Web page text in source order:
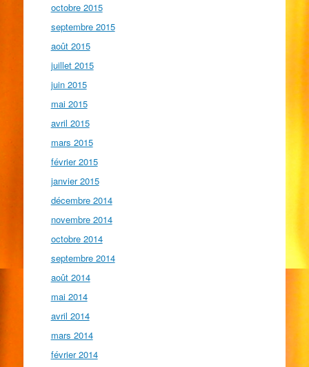
octobre 2015
septembre 2015
août 2015
juillet 2015
juin 2015
mai 2015
avril 2015
mars 2015
février 2015
janvier 2015
décembre 2014
novembre 2014
octobre 2014
septembre 2014
août 2014
mai 2014
avril 2014
mars 2014
février 2014